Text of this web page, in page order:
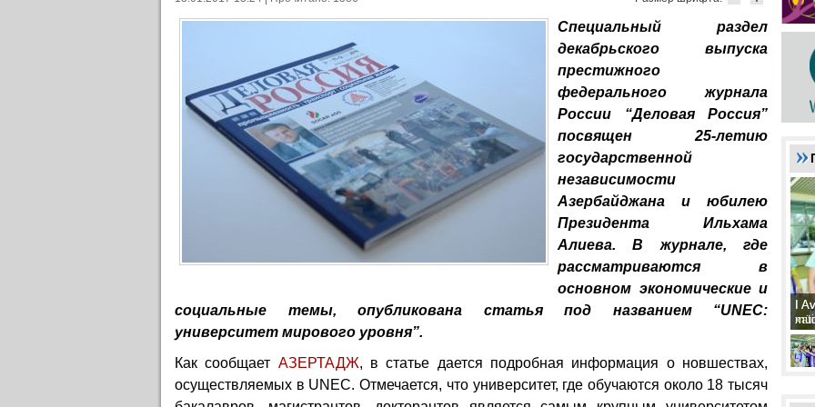
Специальный раздел
декабрьского выпуска
престижного
федерального журнала
России “Деловая Россия”
посвящен 25-летию
государственной
независимости
Азербайджана и юбилею
Президента Ильхама
Алиева. В журнале, где
рассматриваются в
основном экономические и
социальные темы, опубликована статья под названием “UNEC:
университет мирового уровня”.
Как сообщает АЗЕРТАДЖ, в статье дается подробная информация о новшествах,
осуществляемых в UNEC. Отмечается, что университет, где обучаются около 18 тысяч
II